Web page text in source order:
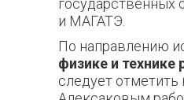
государственных
и МАГАТЭ.
По направлению
физике и технике
следует отметить